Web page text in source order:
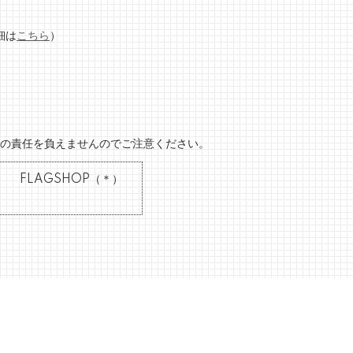
はこちら ）
任を負えませんのでご注意ください。
FLAGSHOP（＊）